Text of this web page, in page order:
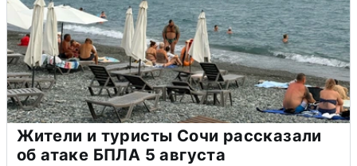
Жители и туристы Сочи рассказали
об атаке БПЛА 5 августа